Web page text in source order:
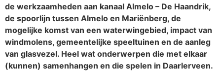
de werkzaamheden aan kanaal Almelo – De Haandrik,
de spoorlijn tussen Almelo en Mariënberg, de
mogelijke komst van een waterwingebied, impact van
windmolens, gemeentelijke speeltuinen en de aanleg
van glasvezel. Heel wat onderwerpen die met elkaar
(kunnen) samenhangen en die spelen in Daarlerveen.